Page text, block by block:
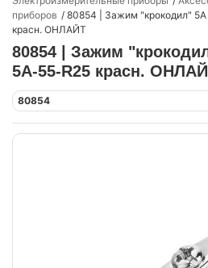
приборов
80854 | Зажим "крокодил"
красн. ОНЛАЙТ
80854 | Зажим
5A-55-R25 красн.
80854